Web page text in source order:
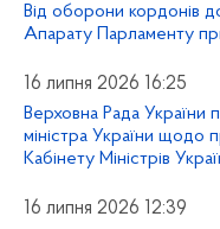
Від оборони кордонів
Апарату Парламенту
16 липня 2026 16:25
Верховна Рада України
міністра України щодо
Кабінету Міністрів
16 липня 2026 12:39